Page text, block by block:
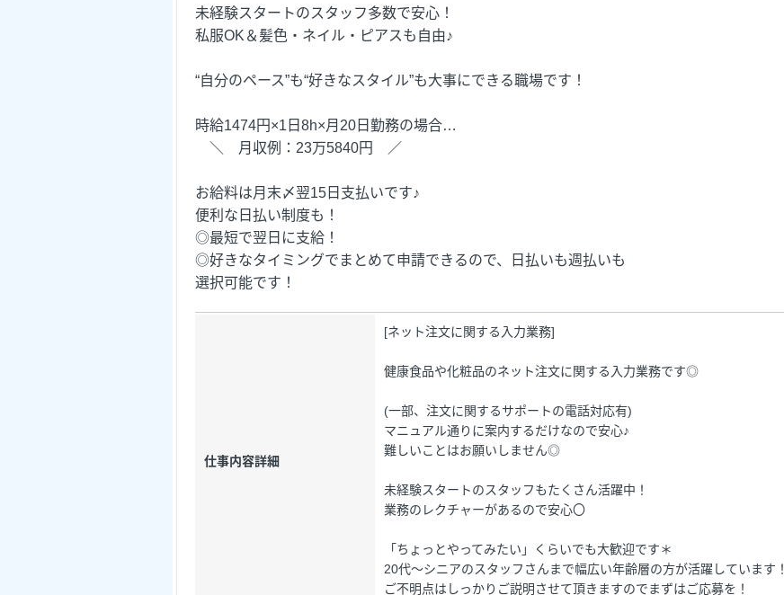
未経験スタートのスタッフ多数で安心！
私服OK＆髪色・ネイル・ピアスも自由♪
“自分のペース”も“好きなスタイル”も大事にできる職場です！
時給1474円×1日8h×月20日勤務の場合…
＼ 月収例：23万5840円 ／
お給料は月末〆翌15日支払いです♪
便利な日払い制度も！
◎最短で翌日に支給！
◎好きなタイミングでまとめて申請できるので、日払いも週払いも
選択可能です！
仕事内容詳細
[ネット注文に関する入力業務]
健康食品や化粧品のネット注文に関する入力業務です◎
(一部、注文に関するサポートの電話対応有)
マニュアル通りに案内するだけなので安心♪
難しいことはお願いしません◎
未経験スタートのスタッフもたくさん活躍中！
業務のレクチャーがあるので安心〇
「ちょっとやってみたい」くらいでも大歓迎です＊
20代～シニアのスタッフさんまで幅広い年齢層の方が活躍しています！
ご不明点はしっかりご説明させて頂きますのでまずはご応募を！